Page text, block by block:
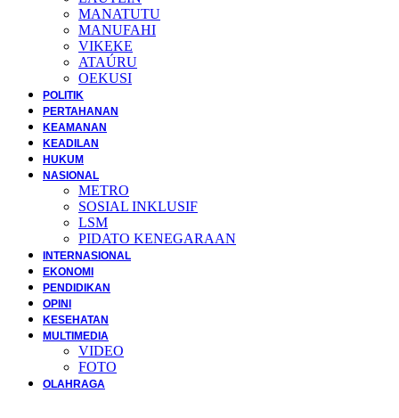
MANATUTU
MANUFAHI
VIKEKE
ATAÚRU
OEKUSI
POLITIK
PERTAHANAN
KEAMANAN
KEADILAN
HUKUM
NASIONAL
METRO
SOSIAL INKLUSIF
LSM
PIDATO KENEGARAAN
INTERNASIONAL
EKONOMI
PENDIDIKAN
OPINI
KESEHATAN
MULTIMEDIA
VIDEO
FOTO
OLAHRAGA